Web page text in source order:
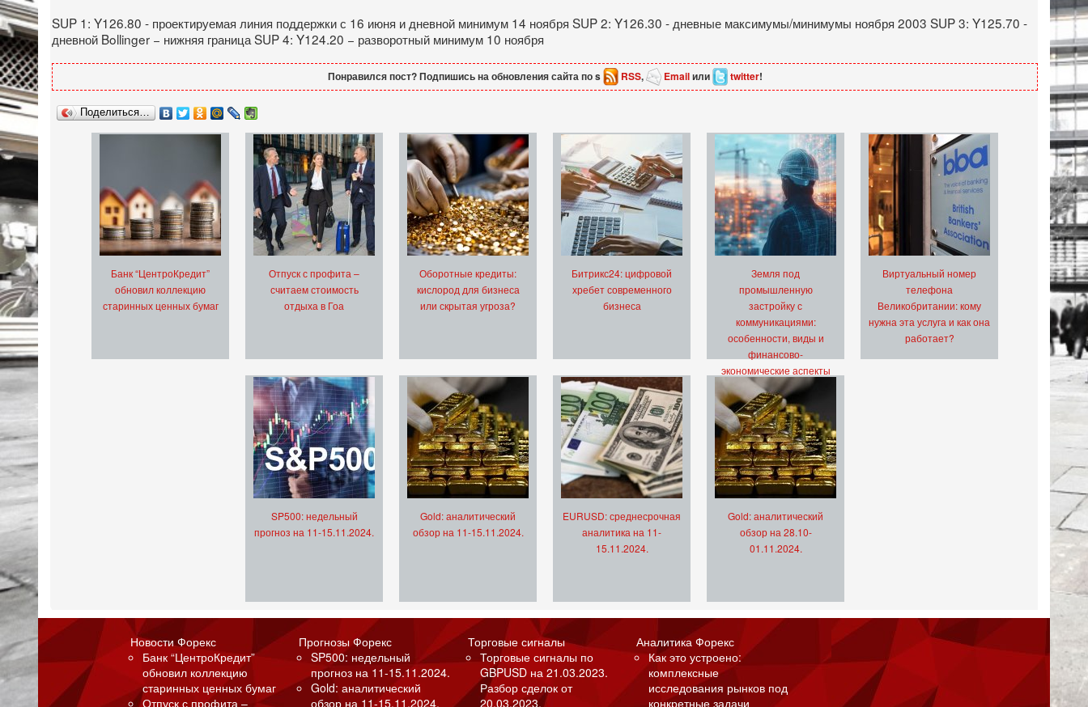
SUP 1: Y126.80 - проектируемая линия поддержки с 16 июня и дневной минимум 14 ноября SUP 2: Y126.30 - дневные максимумы/минимумы ноября 2003 SUP 3: Y125.70 -
дневной Bollinger − нижняя граница SUP 4: Y124.20 − разворотный минимум 10 ноября
Понравился пост? Подпишись на обновления сайта по s RSS, Emailили twitter!
Поделиться…
Банк “ЦентроКредит”
обновил коллекцию
старинных ценных бумаг
Отпуск с профита –
считаем стоимость
отдыха в Гоа
Оборотные кредиты:
кислород для бизнеса
или скрытая угроза?
Битрикс24: цифровой
хребет современного
бизнеса
Земля под
промышленную
застройку с
коммуникациями:
особенности, виды и
финансово-
экономические аспекты
Виртуальный номер
телефона
Великобритании: кому
нужна эта услуга и как она
работает?
SP500: недельный
прогноз на 11-15.11.2024.
Gold: аналитический
обзор на 11-15.11.2024.
EURUSD: среднесрочная
аналитика на 11-
15.11.2024.
Gold: аналитический
обзор на 28.10-
01.11.2024.
Новости Форекс
Банк “ЦентроКредит”
обновил коллекцию
старинных ценных бумаг
Отпуск с профита –
Прогнозы Форекс
SP500: недельный
прогноз на 11-15.11.2024.
Gold: аналитический
обзор на 11-15.11.2024.
Торговые сигналы
Торговые сигналы по
GBPUSD на 21.03.2023.
Разбор сделок от
20.03.2023.
Аналитика Форекс
Как это устроено:
комплексные
исследования рынков под
конкретные задачи